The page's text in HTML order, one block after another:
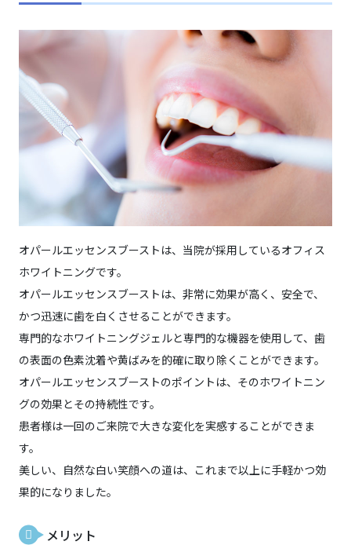
オパールエッセンスブーストは、当院が採用しているオフィス
ホワイトニングです。
オパールエッセンスブーストは、非常に効果が高く、安全で、
かつ迅速に歯を白くさせることができます。
専門的なホワイトニングジェルと専門的な機器を使用して、歯
の表面の色素沈着や黄ばみを的確に取り除くことができます。
オパールエッセンスブーストのポイントは、そのホワイトニン
グの効果とその持続性です。
患者様は一回のご来院で大きな変化を実感することができま
す。
美しい、自然な白い笑顔への道は、これまで以上に手軽かつ効
果的になりました。
メリット